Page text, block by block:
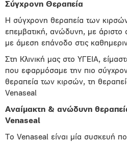
Σύγχρονη Θεραπεία
Η σύγχρονη θεραπεία των κιρσών
επεμβατική, ανώδυνη, με άριστο
με άμεση επάνοδο στις
Στη Κλινική μας στο ΥΓΕΙΑ,
που εφαρμόσαμε την πιο
θεραπεία των κιρσών, τη
Venaseal
Αναίμακτη & ανώδυνη
Venaseal
Το Venaseal είναι μία συσκευή